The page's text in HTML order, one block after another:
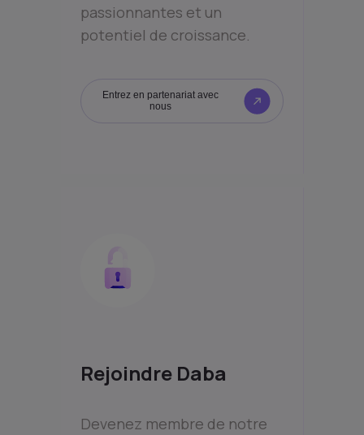
passionnantes et un
potentiel de croissance.
Entrez en partenariat avec
nous
Rejoindre Daba
Devenez membre de notre